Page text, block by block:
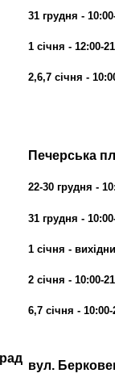
31 грудня -
1 січня - 12:00-
2,6,7 січня -
Печерська
22-30 грудня -
31 грудня -
1 січня -
2 січня - 10:00-
6,7 січня - 10:00-
вул.